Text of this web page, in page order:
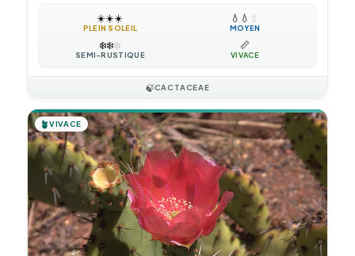
☀️☀️☀️
PLEIN SOLEIL
💧 💧 💧
MOYEN
❄️❄️❄️
SEMI-RUSTIQUE
📏
VIVACE
🍃CACTACEAE
🪴VIVACE